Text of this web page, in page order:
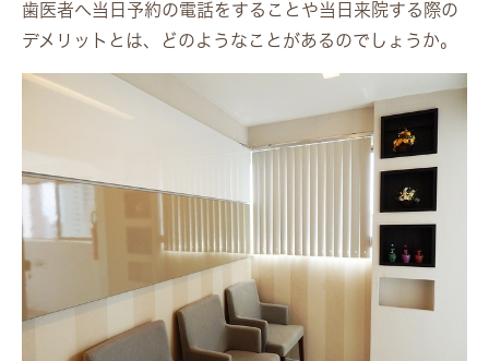
歯医者へ当日予約の電話をすることや当日来院する際の
デメリットとは、どのようなことがあるのでしょうか。